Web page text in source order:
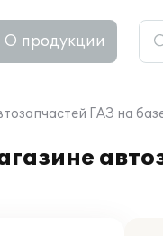
О продукции
ГАЗ на